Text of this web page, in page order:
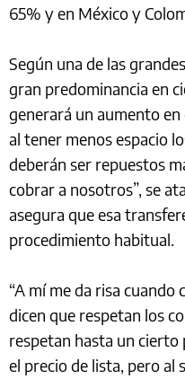
65% y en México y
Según una de las
gran predominancia en
generará un aumento
al tener menos espacio
deberán ser repuestos
cobrar a nosotros”, se
asegura que esa
procedimiento habitual.
“A mí me da risa
dicen que respetan los
respetan hasta un
el precio de lista, pero al